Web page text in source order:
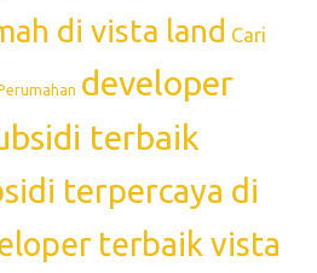
di vista land Cari
developer
terbaik
terpercaya di
terbaik vista